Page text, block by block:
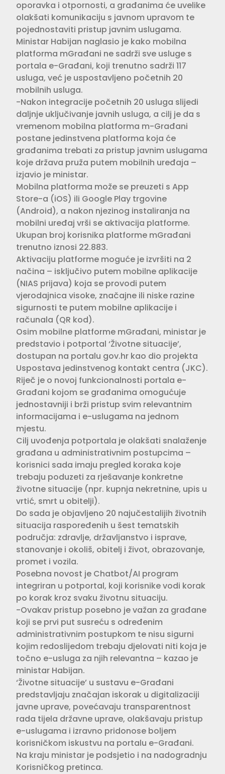
oporavka i otpornosti, a građanima će uvelike
olakšati komunikaciju s javnom upravom te
pojednostaviti pristup javnim uslugama.
Ministar Habijan naglasio je kako mobilna
platforma mGrađani ne sadrži sve usluge s
portala e-Građani, koji trenutno sadrži 117
usluga, već je uspostavljeno početnih 20
mobilnih usluga.
-Nakon integracije početnih 20 usluga slijedi
daljnje uključivanje javnih usluga, a cilj je da s
vremenom mobilna platforma m-Građani
postane jedinstvena platforma koja će
građanima trebati za pristup javnim uslugama
koje država pruža putem mobilnih uređaja –
izjavio je ministar.
Mobilna platforma može se preuzeti s App
Store-a (iOS) ili Google Play trgovine
(Android), a nakon njezinog instaliranja na
mobilni uređaj vrši se aktivacija platforme.
Ukupan broj korisnika platforme mGrađani
trenutno iznosi 22.883.
Aktivaciju platforme moguće je izvršiti na 2
načina – isključivo putem mobilne aplikacije
(NIAS prijava) koja se provodi putem
vjerodajnica visoke, značajne ili niske razine
sigurnosti te putem mobilne aplikacije i
računala (QR kod).
Osim mobilne platforme mGrađani, ministar je
predstavio i potportal ‘Životne situacije’,
dostupan na portalu gov.hr kao dio projekta
Uspostava jedinstvenog kontakt centra (JKC).
Riječ je o novoj funkcionalnosti portala e-
Građani kojom se građanima omogućuje
jednostavniji i brži pristup svim relevantnim
informacijama i e-uslugama na jednom
mjestu.
Cilj uvođenja potportala je olakšati snalaženje
građana u administrativnim postupcima –
korisnici sada imaju pregled koraka koje
trebaju poduzeti za rješavanje konkretne
životne situacije (npr. kupnja nekretnine, upis u
vrtić, smrt u obitelji).
Do sada je objavljeno 20 najučestalijih životnih
situacija raspoređenih u šest tematskih
područja: zdravlje, državljanstvo i isprave,
stanovanje i okoliš, obitelj i život, obrazovanje,
promet i vozila.
Posebna novost je Chatbot/AI program
integriran u potportal, koji korisnike vodi korak
po korak kroz svaku životnu situaciju.
-Ovakav pristup posebno je važan za građane
koji se prvi put susreću s određenim
administrativnim postupkom te nisu sigurni
kojim redoslijedom trebaju djelovati niti koja je
točno e-usluga za njih relevantna – kazao je
ministar Habijan.
‘Životne situacije’ u sustavu e-Građani
predstavljaju značajan iskorak u digitalizaciji
javne uprave, povećavaju transparentnost
rada tijela državne uprave, olakšavaju pristup
e-uslugama i izravno pridonose boljem
korisničkom iskustvu na portalu e-Građani.
Na kraju ministar je podsjetio i na nadogradnju
Korisničkog pretinca.